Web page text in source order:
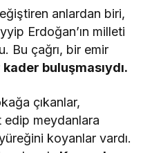
anlardan biri,
Erdoğan’ın milleti
Bu çağrı, bir emir
buluşmasıydı.
çıkanlar,
edip meydanlara
koyanlar vardı.